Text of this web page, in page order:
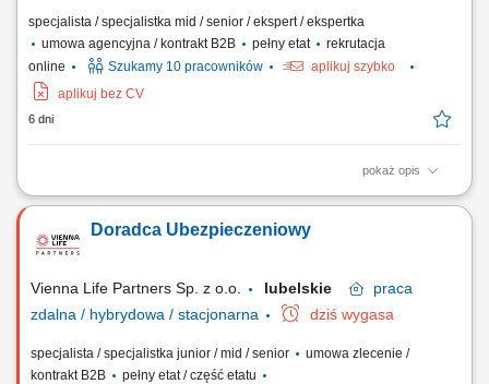
specjalista / specjalistka mid / senior / ekspert / ekspertka
umowa agencyjna / kontrakt B2B
pełny etat
rekrutacja
online
Szukamy 10 pracowników
aplikuj szybko
aplikuj bez CV
6 dni
pokaż opis
Opis stanowiska: Aktywna obsługa i cross-selling w ramach własnego
(życiowe, majątkowe, komunikacyjne, firmowe) Koncentracja na
budowaniu długofalowych relacji w obszarze ubezpieczeń na życie;
Doradca Ubezpieczeniowy
Vienna Life Partners Sp. z o.o. lubelskie
praca
zdalna / hybrydowa / stacjonarna
dziś wygasa
specjalista / specjalistka junior / mid / senior
umowa zlecenie /
kontrakt B2B
pełny etat / część etatu